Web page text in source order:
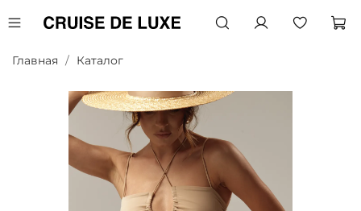
Главная Каталог